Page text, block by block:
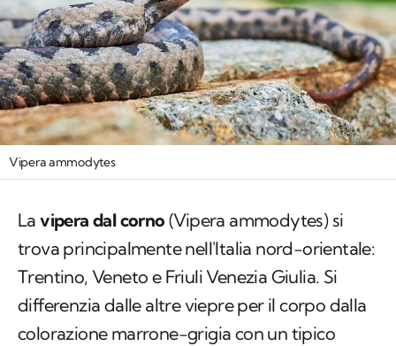
Vipera ammodytes
Lavipera dal corno (Vipera ammodytes) si
trova principalmente nell'Italia nord-orientale:
Trentino, Veneto e Friuli Venezia Giulia. Si
differenzia dalle altre viepre per il corpo dalla
colorazione marrone-grigia con un tipico